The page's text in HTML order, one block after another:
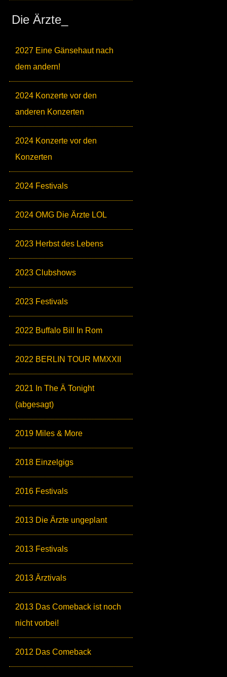
Die Ärzte_
2027 Eine Gänsehaut nach
dem andern!
2024 Konzerte vor den
anderen Konzerten
2024 Konzerte vor den
Konzerten
2024 Festivals
2024 OMG Die Ärzte LOL
2023 Herbst des Lebens
2023 Clubshows
2023 Festivals
2022 Buffalo Bill In Rom
2022 BERLIN TOUR MMXXII
2021 In The Ä Tonight
(abgesagt)
2019 Miles & More
2018 Einzelgigs
2016 Festivals
2013 Die Ärzte ungeplant
2013 Festivals
2013 Ärztivals
2013 Das Comeback ist noch
nicht vorbei!
2012 Das Comeback